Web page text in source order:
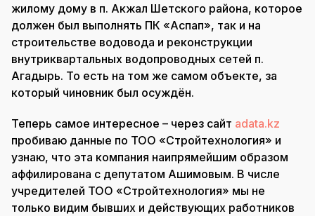
жилому дому в п. Акжал Шетского района, которое
должен был выполнять ПК «Аспап», так и на
строительстве водовода и реконструкции
внутриквартальных водопроводных сетей п.
Агадырь. То есть на том же самом объекте, за
который чиновник был осуждён.
Теперь самое интересное – через сайт adata.kz
пробиваю данные по ТОО «Стройтехнология» и
узнаю, что эта компания наипрямейшим образом
аффилирована с депутатом Ашимовым. В числе
учредителей ТОО «Стройтехнология» мы не
только видим бывших и действующих работников